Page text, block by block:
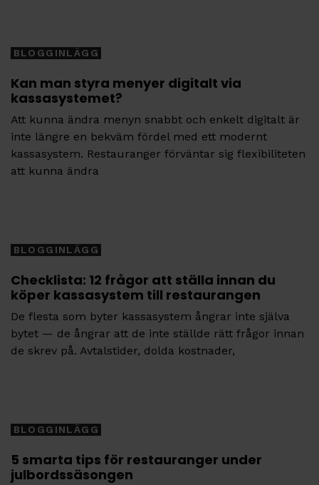
BLOGGINLÄGG
Kan man styra menyer digitalt via
kassasystemet?
Att kunna ändra menyn snabbt och enkelt digitalt är
inte längre en bekväm fördel med ett modernt
kassasystem. Restauranger förväntar sig flexibiliteten
att kunna ändra
BLOGGINLÄGG
Checklista: 12 frågor att ställa innan du
köper kassasystem till restaurangen
De flesta som byter kassasystem ångrar inte själva
bytet — de ångrar att de inte ställde rätt frågor innan
de skrev på. Avtalstider, dolda kostnader,
BLOGGINLÄGG
5 smarta tips för restauranger under
julbordssäsongen